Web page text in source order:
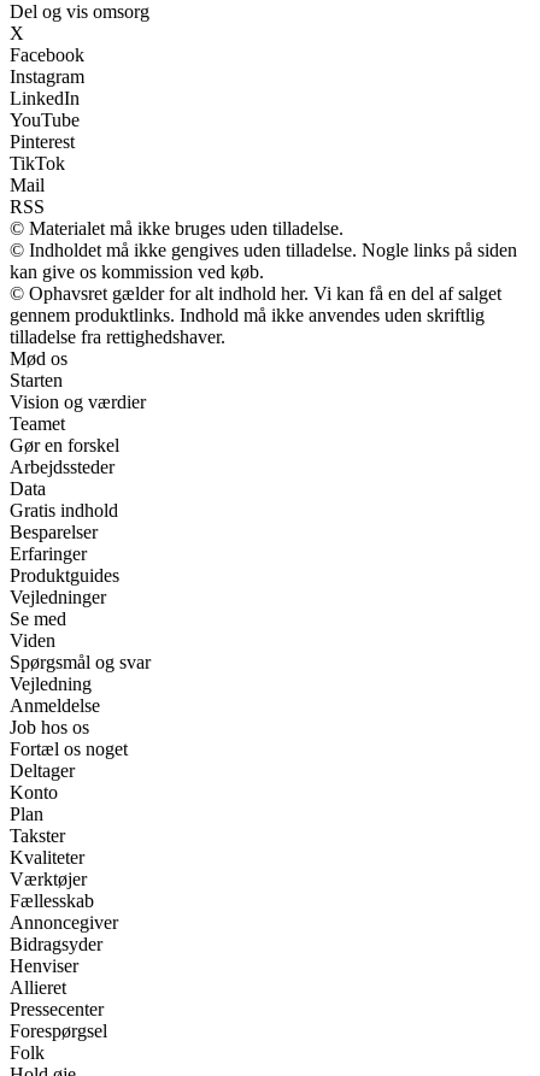
Del og vis omsorg
X
Facebook
Instagram
LinkedIn
YouTube
Pinterest
TikTok
Mail
RSS
© Materialet må ikke bruges uden tilladelse.
© Indholdet må ikke gengives uden tilladelse. Nogle links på siden
kan give os kommission ved køb.
© Ophavsret gælder for alt indhold her. Vi kan få en del af salget
gennem produktlinks. Indhold må ikke anvendes uden skriftlig
tilladelse fra rettighedshaver.
Mød os
Starten
Vision og værdier
Teamet
Gør en forskel
Arbejdssteder
Data
Gratis indhold
Besparelser
Erfaringer
Produktguides
Vejledninger
Se med
Viden
Spørgsmål og svar
Vejledning
Anmeldelse
Job hos os
Fortæl os noget
Deltager
Konto
Plan
Takster
Kvaliteter
Værktøjer
Fællesskab
Annoncegiver
Bidragsyder
Henviser
Allieret
Pressecenter
Forespørgsel
Folk